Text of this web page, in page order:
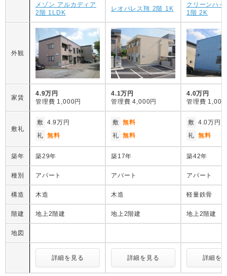
メゾン アルカディア
2階 1LDK
レオパレス翔 2階 1K
クリーンハイ
1階 2K
外観
家賃
4.9万円
管理費 1,000円
4.1万円
管理費 4,000円
4.0万円
管理費 1,000
敷礼
敷 4.9万円
礼 無料
敷 無料
礼 無料
敷 4.0万円
礼 無料
築年 築29年 築17年 築42年
種別 アパート アパート アパート
構造 木造 木造 軽量鉄骨
階建 地上2階建 地上2階建 地上2階建
地図
詳細を見る 詳細を見る 詳細を